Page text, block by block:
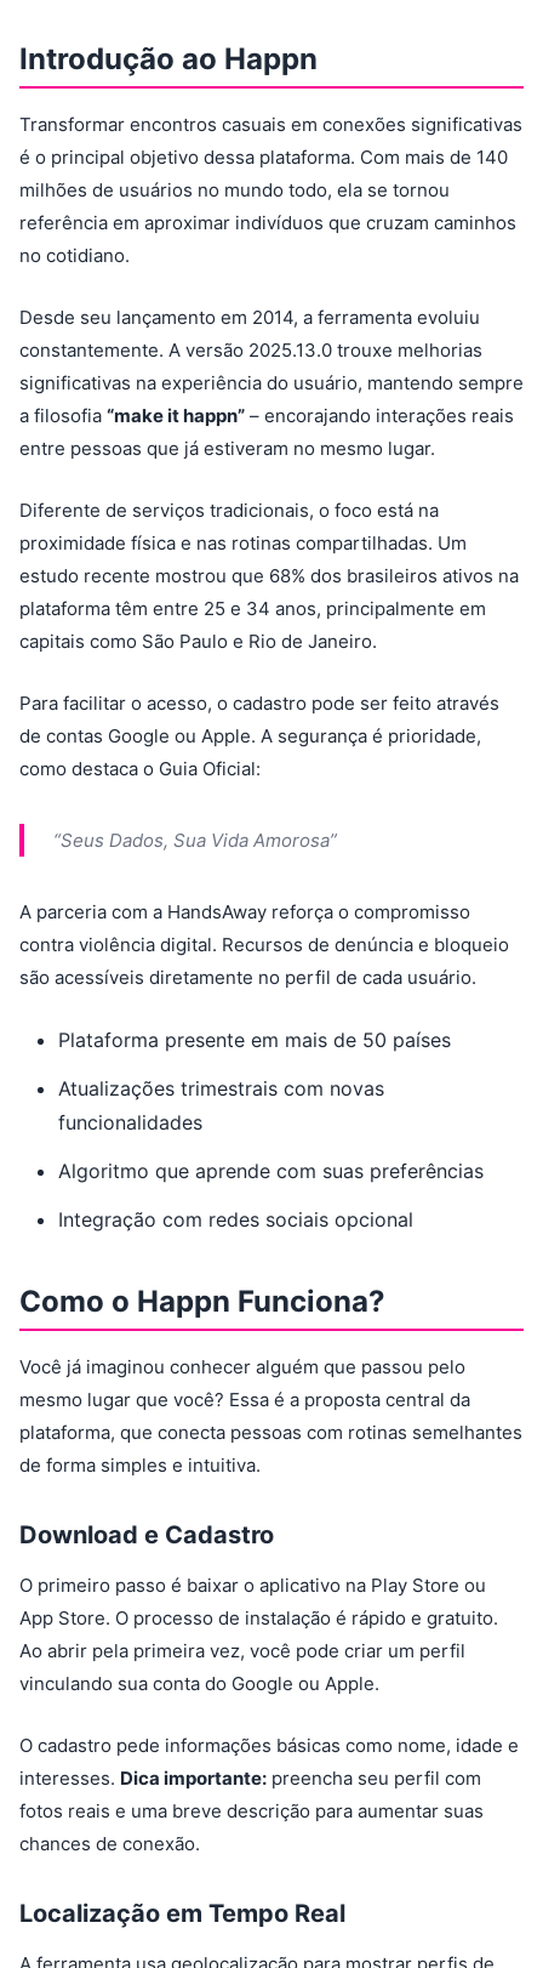
Introdução ao Happn
Transformar encontros casuais em conexões significativas
é o principal objetivo dessa plataforma. Com mais de 140
milhões de usuários no mundo todo, ela se tornou
referência em aproximar indivíduos que cruzam caminhos
no cotidiano.
Desde seu lançamento em 2014, a ferramenta evoluiu
constantemente. A versão 2025.13.0 trouxe melhorias
significativas na experiência do usuário, mantendo sempre
a filosofia “make it happn” – encorajando interações reais
entre pessoas que já estiveram no mesmo lugar.
Diferente de serviços tradicionais, o foco está na
proximidade física e nas rotinas compartilhadas. Um
estudo recente mostrou que 68% dos brasileiros ativos na
plataforma têm entre 25 e 34 anos, principalmente em
capitais como São Paulo e Rio de Janeiro.
Para facilitar o acesso, o cadastro pode ser feito através
de contas Google ou Apple. A segurança é prioridade,
como destaca o Guia Oficial:
“Seus Dados, Sua Vida Amorosa”
A parceria com a HandsAway reforça o compromisso
contra violência digital. Recursos de denúncia e bloqueio
são acessíveis diretamente no perfil de cada usuário.
Plataforma presente em mais de 50 países
Atualizações trimestrais com novas
funcionalidades
Algoritmo que aprende com suas preferências
Integração com redes sociais opcional
Como o Happn Funciona?
Você já imaginou conhecer alguém que passou pelo
mesmo lugar que você? Essa é a proposta central da
plataforma, que conecta pessoas com rotinas semelhantes
de forma simples e intuitiva.
Download e Cadastro
O primeiro passo é baixar o aplicativo na Play Store ou
App Store. O processo de instalação é rápido e gratuito.
Ao abrir pela primeira vez, você pode criar um perfil
vinculando sua conta do Google ou Apple.
O cadastro pede informações básicas como nome, idade e
interesses. Dica importante: preencha seu perfil com
fotos reais e uma breve descrição para aumentar suas
chances de conexão.
Localização em Tempo Real